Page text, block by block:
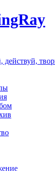
действуй,